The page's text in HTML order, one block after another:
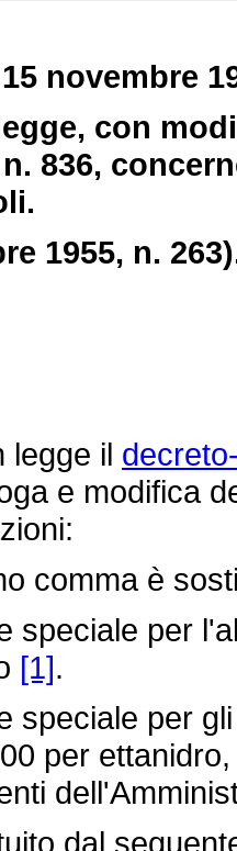
novembre
con
836,
1955, n.
il
e modifica
comma è
per
[1].
per gli
per
dal